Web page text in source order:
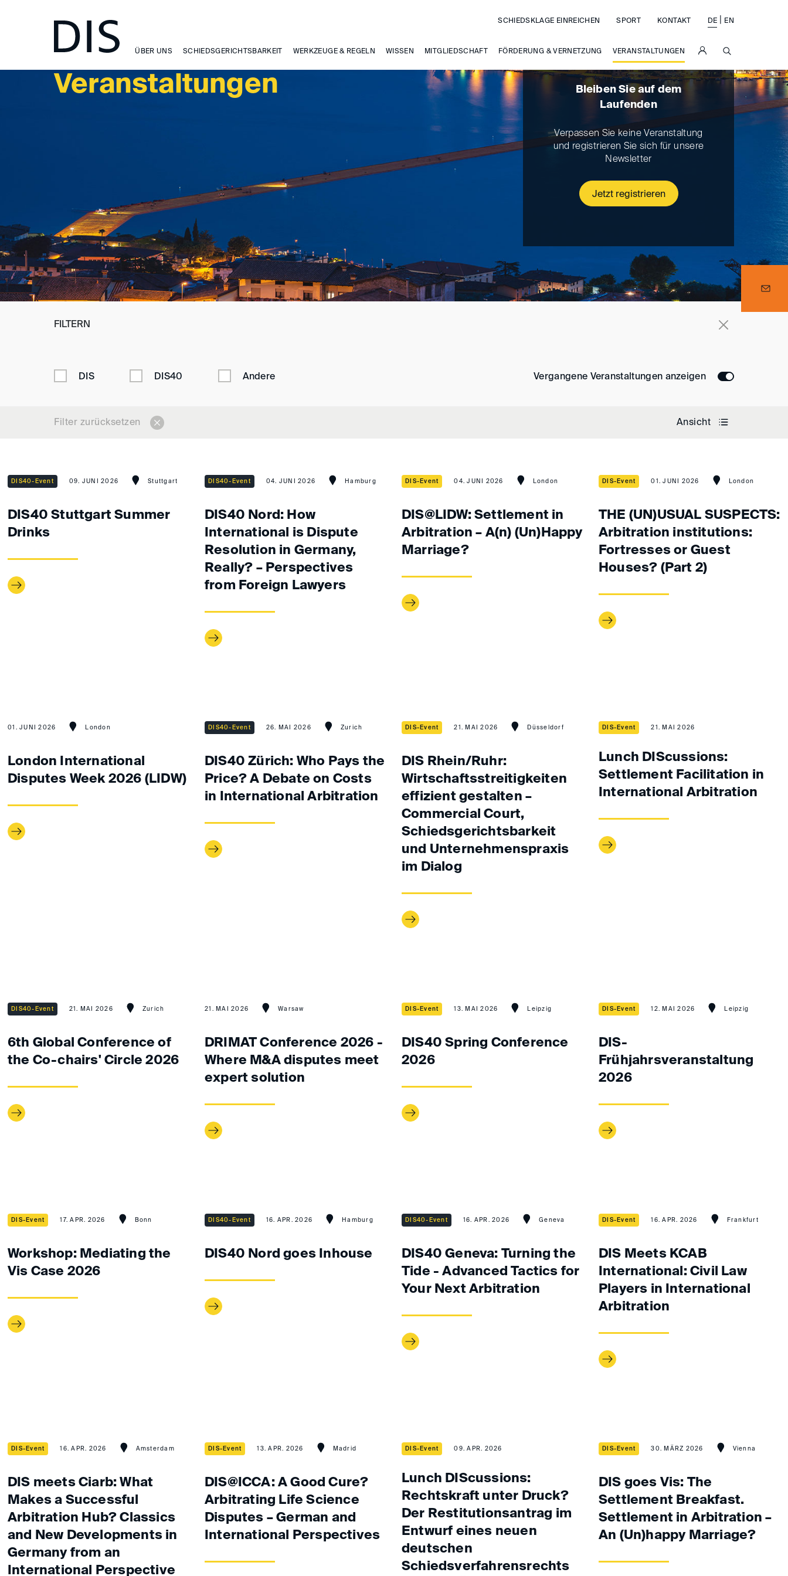
ÜBER UNS SCHIEDSGERICHTSBARKEIT WERKZEUGE & REGELN WISSEN MITGLIEDSCHAFT FÖRDERUNG & VERNETZUNG VERANSTALTUNGEN
SCHIEDSKLAGE EINREICHEN SPORT KONTAKT DE EN
Veranstaltungen
VERANSTALTUNGEN
Bleiben Sie auf dem
Laufenden
Verpassen Sie keine Veranstaltung
und registrieren Sie sich für unsere
Newsletter
Jetzt registrieren
FILTERN
DIS DIS40 Andere Vergangene Veranstaltungen anzeigen
Filter zurücksetzen Ansicht
DIS40-Event 09. JUNI 2026 Stuttgart
DIS40 Stuttgart Summer
Drinks
DIS40-Event 04. JUNI 2026 Hamburg
DIS40 Nord: How
International is Dispute
Resolution in Germany,
Really? – Perspectives
from Foreign Lawyers
DIS-Event 04. JUNI 2026 London
DIS@LIDW: Settlement in
Arbitration – A(n) (Un)Happy
Marriage?
DIS-Event 01. JUNI 2026 London
THE (UN)USUAL SUSPECTS:
Arbitration institutions:
Fortresses or Guest
Houses? (Part 2)
01. JUNI 2026 London
London International
Disputes Week 2026 (LIDW)
DIS40-Event 26. MAI 2026 Zurich
DIS40 Zürich: Who Pays the
Price? A Debate on Costs
in International Arbitration
DIS-Event 21. MAI 2026 Düsseldorf
DIS Rhein/Ruhr:
Wirtschaftsstreitigkeiten
effizient gestalten –
Commercial Court,
Schiedsgerichtsbarkeit
und Unternehmenspraxis
im Dialog
DIS-Event 21. MAI 2026
Lunch DIScussions:
Settlement Facilitation in
International Arbitration
DIS40-Event 21. MAI 2026 Zurich
6th Global Conference of
the Co-chairs' Circle 2026
21. MAI 2026 Warsaw
DRIMAT Conference 2026 -
Where M&A disputes meet
expert solution
DIS-Event 13. MAI 2026 Leipzig
DIS40 Spring Conference
2026
DIS-Event 12. MAI 2026 Leipzig
DIS-
Frühjahrsveranstaltung
2026
DIS-Event 17. APR. 2026 Bonn
Workshop: Mediating the
Vis Case 2026
DIS40-Event 16. APR. 2026 Hamburg
DIS40 Nord goes Inhouse
DIS40-Event 16. APR. 2026 Geneva
DIS40 Geneva: Turning the
Tide - Advanced Tactics for
Your Next Arbitration
DIS-Event 16. APR. 2026 Frankfurt
DIS Meets KCAB
International: Civil Law
Players in International
Arbitration
DIS-Event 16. APR. 2026 Amsterdam
DIS meets Ciarb: What
Makes a Successful
Arbitration Hub? Classics
and New Developments in
Germany from an
International Perspective
DIS-Event 13. APR. 2026 Madrid
DIS@ICCA: A Good Cure?
Arbitrating Life Science
Disputes – German and
International Perspectives
DIS-Event 09. APR. 2026
Lunch DIScussions:
Rechtskraft unter Druck?
Der Restitutionsantrag im
Entwurf eines neuen
deutschen
Schiedsverfahrensrechts
DIS-Event 30. MÄRZ 2026 Vienna
DIS goes Vis: The
Settlement Breakfast.
Settlement in Arbitration –
An (Un)happy Marriage?